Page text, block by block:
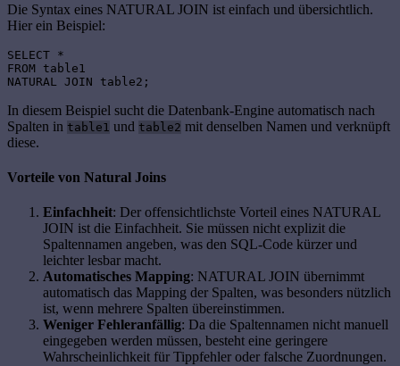
Die Syntax eines NATURAL JOIN ist einfach und übersichtlich.
Hier ein Beispiel:
SELECT *
FROM table1
NATURAL JOIN table2;
In diesem Beispiel sucht die Datenbank-Engine automatisch nach
Spalten in table1 und table2 mit denselben Namen und verknüpft
diese.
Vorteile von Natural Joins
Einfachheit: Der offensichtlichste Vorteil eines NATURAL
JOIN ist die Einfachheit. Sie müssen nicht explizit die
Spaltennamen angeben, was den SQL-Code kürzer und
leichter lesbar macht.
Automatisches Mapping: NATURAL JOIN übernimmt
automatisch das Mapping der Spalten, was besonders nützlich
ist, wenn mehrere Spalten übereinstimmen.
Weniger Fehleranfällig: Da die Spaltennamen nicht manuell
eingegeben werden müssen, besteht eine geringere
Wahrscheinlichkeit für Tippfehler oder falsche Zuordnungen.